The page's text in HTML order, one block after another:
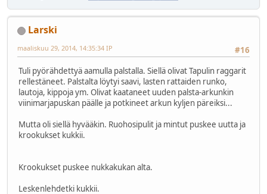
Larski
#16
maaliskuu 29, 2014, 14:35:34 IP
Tuli pyörähdettyä aamulla palstalla. Siellä olivat Tapulin raggarit
rellestäneet. Palstalta löytyi saavi, lasten rattaiden runko,
lautoja, kippoja ym. Olivat kaataneet uuden palsta-arkunkin
viinimarjapuskan päälle ja potkineet arkun kyljen päreiksi...
Mutta oli siellä hyvääkin. Ruohosipulit ja mintut puskee uutta ja
krookukset kukkii.
Krookukset puskee nukkakukan alta.
Leskenlehdetki kukkii.